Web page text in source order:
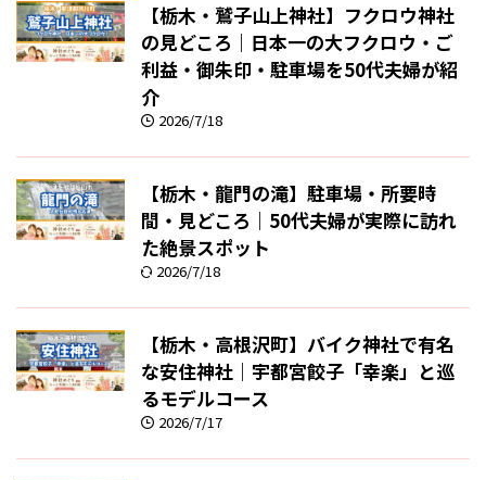
【栃木・鷲子山上神社】フクロウ神社
の見どころ｜日本一の大フクロウ・ご
利益・御朱印・駐車場を50代夫婦が紹
介
2026/7/18
【栃木・龍門の滝】駐車場・所要時
間・見どころ｜50代夫婦が実際に訪れ
た絶景スポット
2026/7/18
【栃木・高根沢町】バイク神社で有名
な安住神社｜宇都宮餃子「幸楽」と巡
るモデルコース
2026/7/17